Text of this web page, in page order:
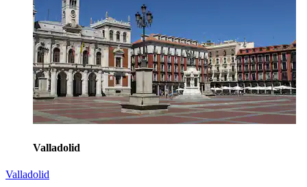
Valladolid
Valladolid